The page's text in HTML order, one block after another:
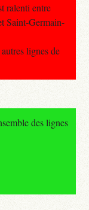
ralenti entre
Saint-Germain-
lignes de
des lignes